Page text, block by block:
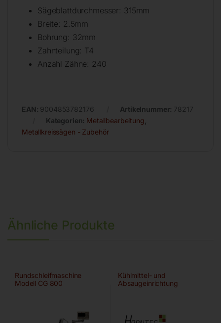
Sägeblattdurchmesser: 315mm
Breite: 2.5mm
Bohrung: 32mm
Zahnteilung: T4
Anzahl Zähne: 240
EAN: 9004853782176 Artikelnummer: 78217
Kategorien: Metallbearbeitung
Metallkreissägen - Zubehör
Ähnliche Produkte
Rundschleifmaschine
Modell CG 800
Kühlmittel- und
Absaugeinrichtung